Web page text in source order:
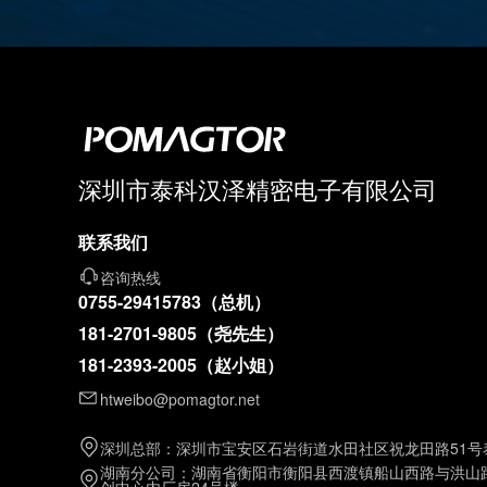
深圳市泰科汉泽精密电子有限公司
联系我们
咨询热线
0755-29415783（总机）
181-2701-9805（尧先生）
181-2393-2005（赵小姐）
htweibo@pomagtor.net
深圳总部：深圳市宝安区石岩街道水田社区祝龙田路51
湖南分公司：湖南省衡阳市衡阳县西渡镇船山西路与洪山